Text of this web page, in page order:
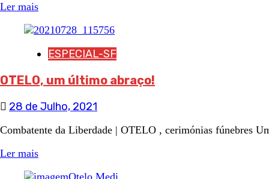
Ler mais
ESPECIAL-SF
OTELO, um último abraço!
28 de Julho, 2021
Combatente da Liberdade | OTELO , cerimónias fúnebres
Ler mais